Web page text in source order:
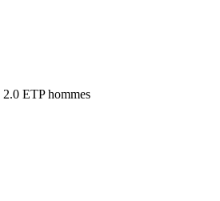
2.0 ETP hommes